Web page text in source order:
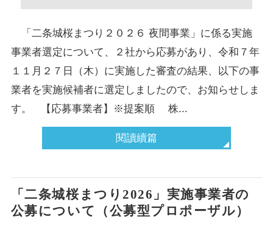
「二条城桜まつり２０２６ 夜間事業」に係る実施
事業者選定について、２社から応募があり、令和７年
１１月２７日（木）に実施した審査の結果、以下の事
業者を実施候補者に選定しましたので、お知らせしま
す。 【応募事業者】※提案順 株...
閱讀續篇
「二条城桜まつり2026」実施事業者の
公募について（公募型プロポーザル）